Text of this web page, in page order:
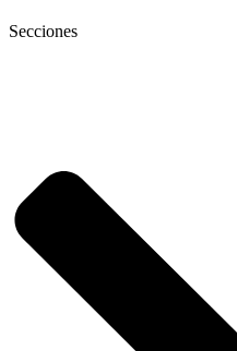
Secciones